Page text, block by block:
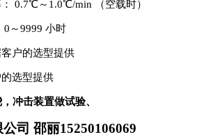
0.7℃～1.0℃/min （空载时）
0～9999 小时
户的选型提供
选型提供
冲击装置做试验、
司 邵丽15250106069